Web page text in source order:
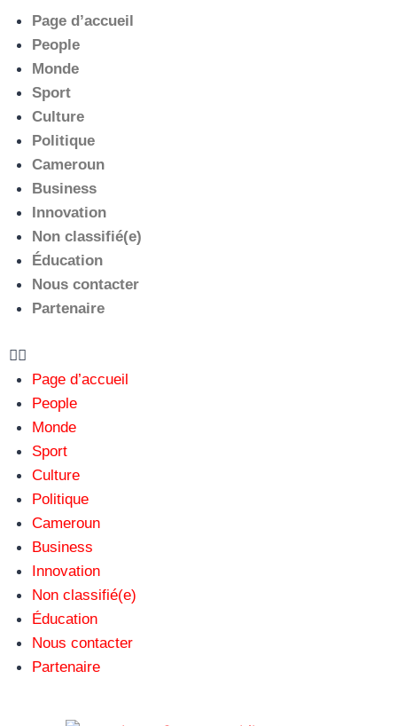
Page d’accueil
People
Monde
Sport
Culture
Politique
Cameroun
Business
Innovation
Non classifié(e)
Éducation
Nous contacter
Partenaire
Page d’accueil
People
Monde
Sport
Culture
Politique
Cameroun
Business
Innovation
Non classifié(e)
Éducation
Nous contacter
Partenaire